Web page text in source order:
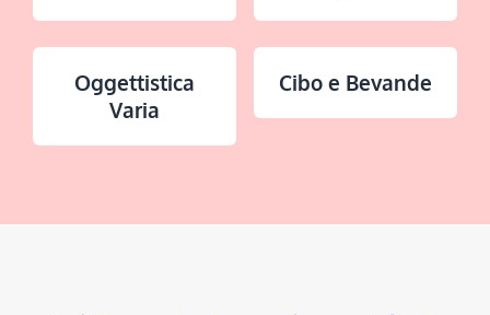
Oggettistica
Varia
Cibo e Bevande